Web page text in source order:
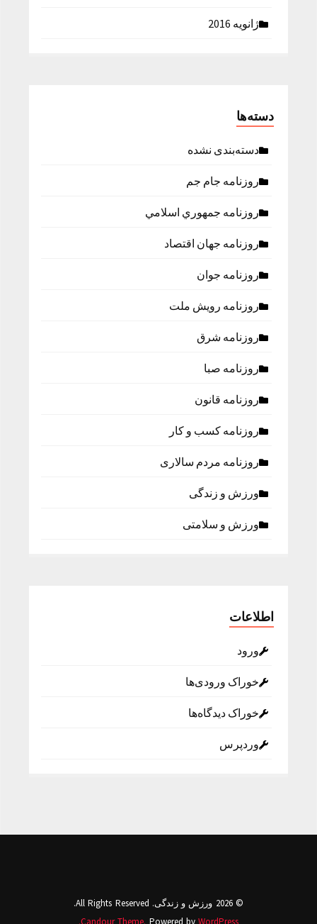
ژانویه 2016
دسته‌ها
دسته‌بندی نشده
روزنامه جام جم
روزنامه جمهوري اسلامي
روزنامه جهان اقتصاد
روزنامه جوان
روزنامه رویش ملت
روزنامه شرق
روزنامه صبا
روزنامه قانون
روزنامه كسب و كار
روزنامه مردم سالاری
ورزش و زندگی
ورزش و سلامتی
اطلاعات
ورود
خوراک ورودی‌ها
خوراک دیدگاه‌ها
وردپرس
© 2026 ورزش و زندگی. All Rights Reserved.
Candour Theme. Powered byWordPress.